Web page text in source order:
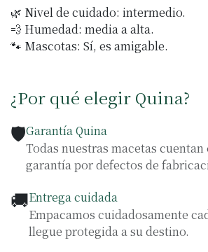
🌿 Nivel de cuidado: intermedio.
💨 Humedad: media a alta.
🐾 Mascotas: Sí, es amigable.
¿Por qué elegir Quina?
🛡️Garantía Quina
Todas nuestras macetas cuentan
garantía por defectos de
🚚Entrega cuidada
Empacamos cuidadosamente
llegue protegida a su destino.